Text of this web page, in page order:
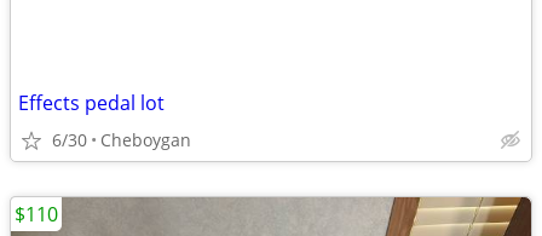
Effects pedal lot
6/30 Cheboygan
$110